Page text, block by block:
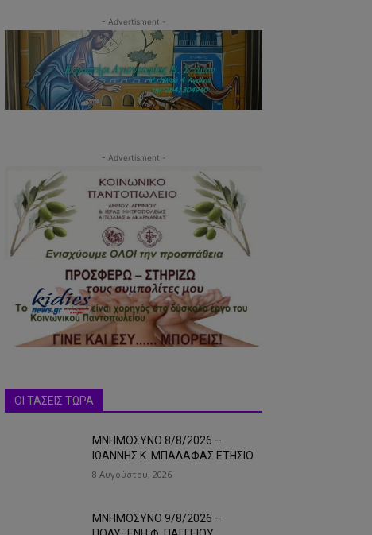
- Advertisment -
- Advertisment -
ΟΙ ΤΑΣΕΙΣ ΤΩΡΑ
ΜΝΗΜΟΣΥΝΟ 8/8/2026 –
ΙΩΑΝΝΗΣ Κ. ΜΠΑΛΑΦΑΣ ΕΤΗΣΙΟ
8 Αυγούστου, 2026
ΜΝΗΜΟΣΥΝΟ 9/8/2026 –